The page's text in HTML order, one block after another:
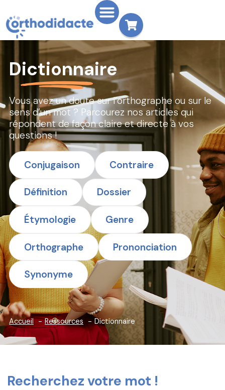
Dictionnaire
Vous avez un doute sur l’orthographe ou sur le
sens d’un mot ? Parcourez nos articles qui
répondent de façon claire et directe à vos
questions !
Conjugaison Contraire
Définition Dossier
Étymologie Genre
Orthographe Prononciation
Synonyme
Accueil Ressources Dictionnaire
Recherchez votre mot !